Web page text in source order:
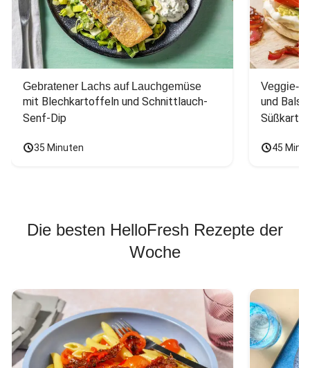
Gebratener Lachs auf Lauchgemüse
mit Blechkartoffeln und Schnittlauch-
Senf-Dip
35 Minuten
Veggie-
und
45
Die besten HelloFresh Rezepte der
Woche